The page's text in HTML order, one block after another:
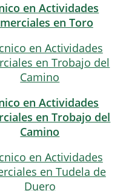
en Actividades
en Toro
en Actividades
en Trobajo del
Camino